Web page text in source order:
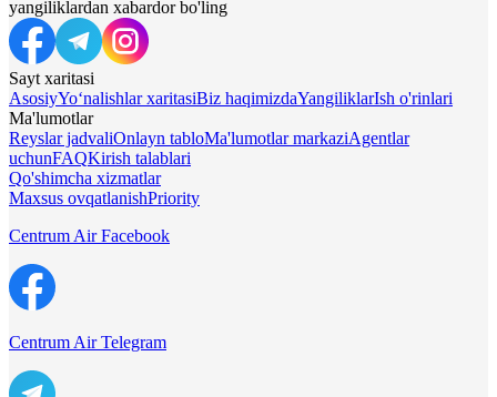
yangiliklardan xabardor bo'ling
Sayt xaritasi
AsosiyYo‘nalishlar xaritasiBiz haqimizdaYangiliklarIsh o'rinlari
Ma'lumotlar
Reyslar jadvaliOnlayn tabloMa'lumotlar markaziAgentlar
uchunFAQKirish talablari
Qo'shimcha xizmatlar
Maxsus ovqatlanishPriority
Centrum Air Facebook
Centrum Air Telegram